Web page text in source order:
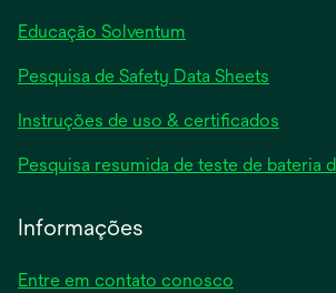
Educação Solventum
Pesquisa de Safety Data Sheets
uma
nova
Instruções de uso & certificados
uma
Pesquisa resumida de teste de bateria
Informações
Entre em contato conosco